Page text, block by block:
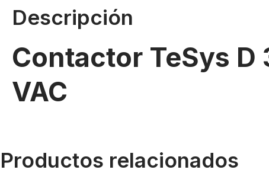
Descripción
Contactor TeSys D
VAC
Productos relacionados